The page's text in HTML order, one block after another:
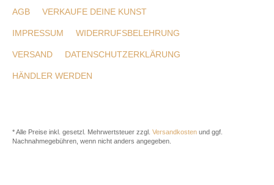
AGB VERKAUFE DEINE KUNST
IMPRESSUM WIDERRUFSBELEHRUNG
VERSAND DATENSCHUTZERKLÄRUNG
HÄNDLER WERDEN
* Alle Preise inkl. gesetzl. Mehrwertsteuer zzgl. Versandkosten und ggf.
Nachnahmegebühren, wenn nicht anders angegeben.